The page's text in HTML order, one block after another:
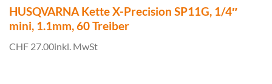
HUSQVARNA Kette X-Precision SP11G, 1/4″
mini, 1.1mm, 60 Treiber
CHF 27.00inkl. MwSt